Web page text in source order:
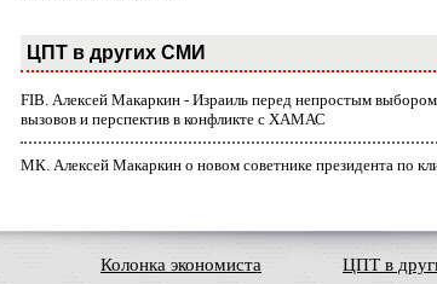
ЦПТ в других СМИ
FIB. Алексей Макаркин - Израиль перед непростым
вызовов и перспектив в конфликте с ХАМАС
МК. Алексей Макаркин о новом советнике президента по
Колонка экономиста
ЦПТ в